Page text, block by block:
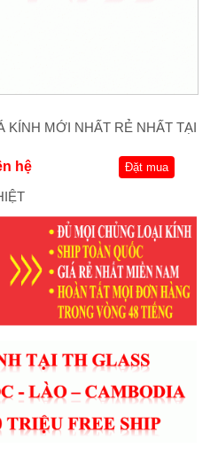
KÍNH MỚI NHẤT RẺ NHẤT TẠI
hệ Đặt mua